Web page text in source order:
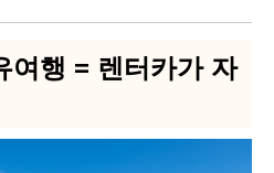
여행 = 렌터카가 자